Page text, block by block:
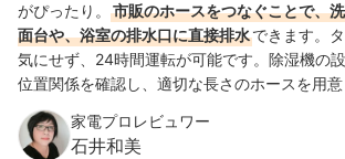
がぴったり。
市販のホースをつなぐことで、
面台や、浴室の排水口に直接排水できます。
気にせず、24時間運転が可能です。除湿機の
位置関係を確認し、適切な長さのホースを用意
家電プロレビュワー
石井和美